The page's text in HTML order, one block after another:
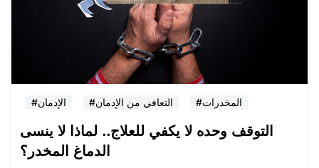
#الإدمان #التعافي من الإدمان #المخدرات
التوقف وحده لا يكفي للعلاج.. لماذا لا ينسى
الدماغ المخدر؟